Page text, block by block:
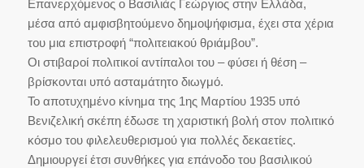
Επανερχόμενος ο Βασιλιάς Γεώργιος στην Ελλάδα,
μέσα από αμφισβητούμενο δημοψήφισμα, έχει στα χέρια
του μια επιστροφή “πολιτειακού θριάμβου”.
Οι στιβαροί πολιτικοί αντίπαλοι του – φύσει ή θέση –
βρίσκονται υπό ασταμάτητο διωγμό.
Το αποτυχημένο κίνημα της 1ης Μαρτίου 1935 υπό
Βενιζελική σκέπη έδωσε τη χαριστική βολή στον πολιτικό
κόσμο του φιλελευθερισμού για πολλές δεκαετίες.
Δημιουργεί έτσι συνθήκες για επάνοδο του βασιλικού